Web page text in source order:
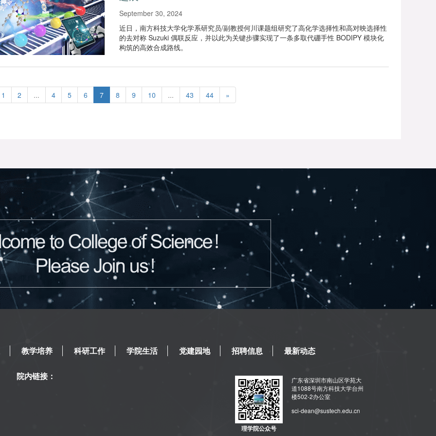
September 30, 2024
近日，南方科技大学化学系研究员/副教授何川课题组研究了高化学选择性和高对映选择性
的去对称 Suzuki 偶联反应，并以此为关键步骤实现了一条多取代硼手性 BODIPY 模块化
构筑的高效合成路线。
1 2 ... 4 5 6 7 8 9 10 ... 43 44 »
教学培养 科研工作 学院生活 党建园地 招聘信息 最新动态
院内链接：
理学院公众号
广东省深圳市南山区学苑大
道1088号南方科技大学台州
楼502-2办公室
sci-dean@sustech.edu.cn